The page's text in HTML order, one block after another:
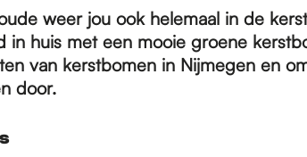
weer jou ook helemaal in de
in huis met een mooie groene
van kerstbomen in Nijmegen en
door.